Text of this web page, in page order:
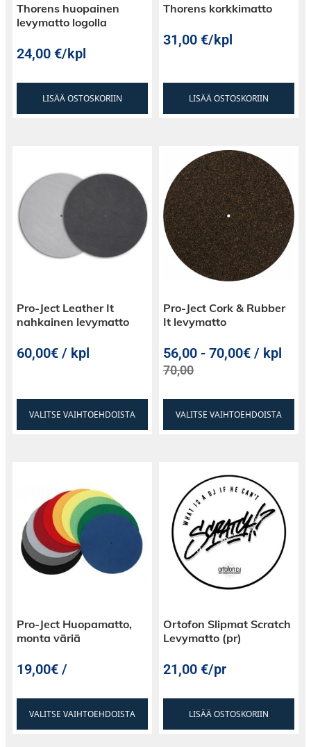
Thorens huopainen
levymatto logolla
24,00€/kpl
LISÄÄ OSTOSKORIIN
Thorens korkkimatto
31,00€/kpl
LISÄÄ OSTOSKORIIN
Pro-Ject Leather It
nahkainen levymatto
60,00€ / kpl
VALITSE VAIHTOEHDOISTA
Pro-Ject Cork & Rubber
It levymatto
56,00 -70,00€ / kpl
70,00
VALITSE VAIHTOEHDOISTA
Pro-Ject Huopamatto,
monta väriä
19,00€ /
VALITSE VAIHTOEHDOISTA
Ortofon Slipmat Scratch
Levymatto (pr)
21,00€/pr
LISÄÄ OSTOSKORIIN